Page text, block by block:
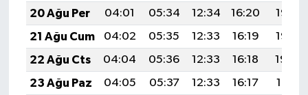
20 Ağu Per
04:01 05:34 12:34 16:20
19:23
21 Ağu Cum
04:02 05:35 12:33 16:19
19:22
22 Ağu Cts
04:04 05:36 12:33 16:18
19:20
23 Ağu Paz
04:05 05:37 12:33 16:17
19:19